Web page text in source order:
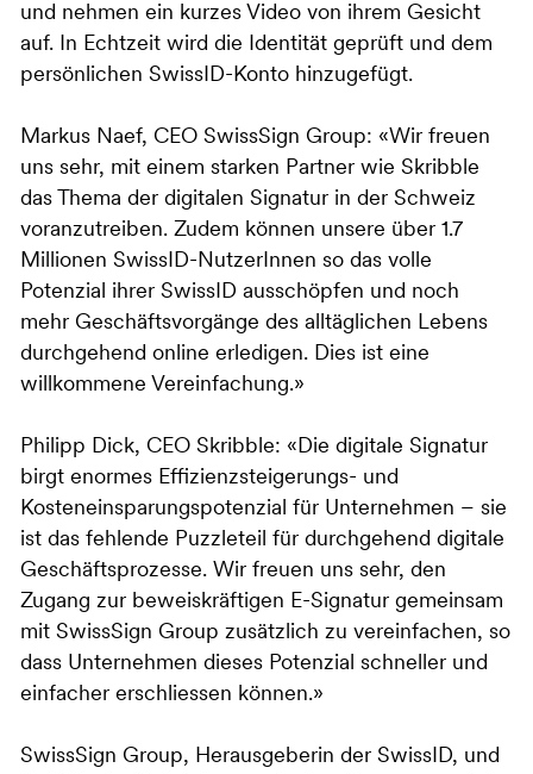
und nehmen ein kurzes Video von ihrem Gesicht
auf. In Echtzeit wird die Identität geprüft und dem
persönlichen SwissID-Konto hinzugefügt.
Markus Naef, CEO SwissSign Group: «Wir freuen
uns sehr, mit einem starken Partner wie Skribble
das Thema der digitalen Signatur in der Schweiz
voranzutreiben. Zudem können unsere über 1.7
Millionen SwissID-NutzerInnen so das volle
Potenzial ihrer SwissID ausschöpfen und noch
mehr Geschäftsvorgänge des alltäglichen Lebens
durchgehend online erledigen. Dies ist eine
willkommene Vereinfachung.»
Philipp Dick, CEO Skribble: «Die digitale Signatur
birgt enormes Effizienzsteigerungs- und
Kosteneinsparungspotenzial für Unternehmen – sie
ist das fehlende Puzzleteil für durchgehend digitale
Geschäftsprozesse. Wir freuen uns sehr, den
Zugang zur beweiskräftigen E-Signatur gemeinsam
mit SwissSign Group zusätzlich zu vereinfachen, so
dass Unternehmen dieses Potenzial schneller und
einfacher erschliessen können.»
SwissSign Group, Herausgeberin der SwissID, und